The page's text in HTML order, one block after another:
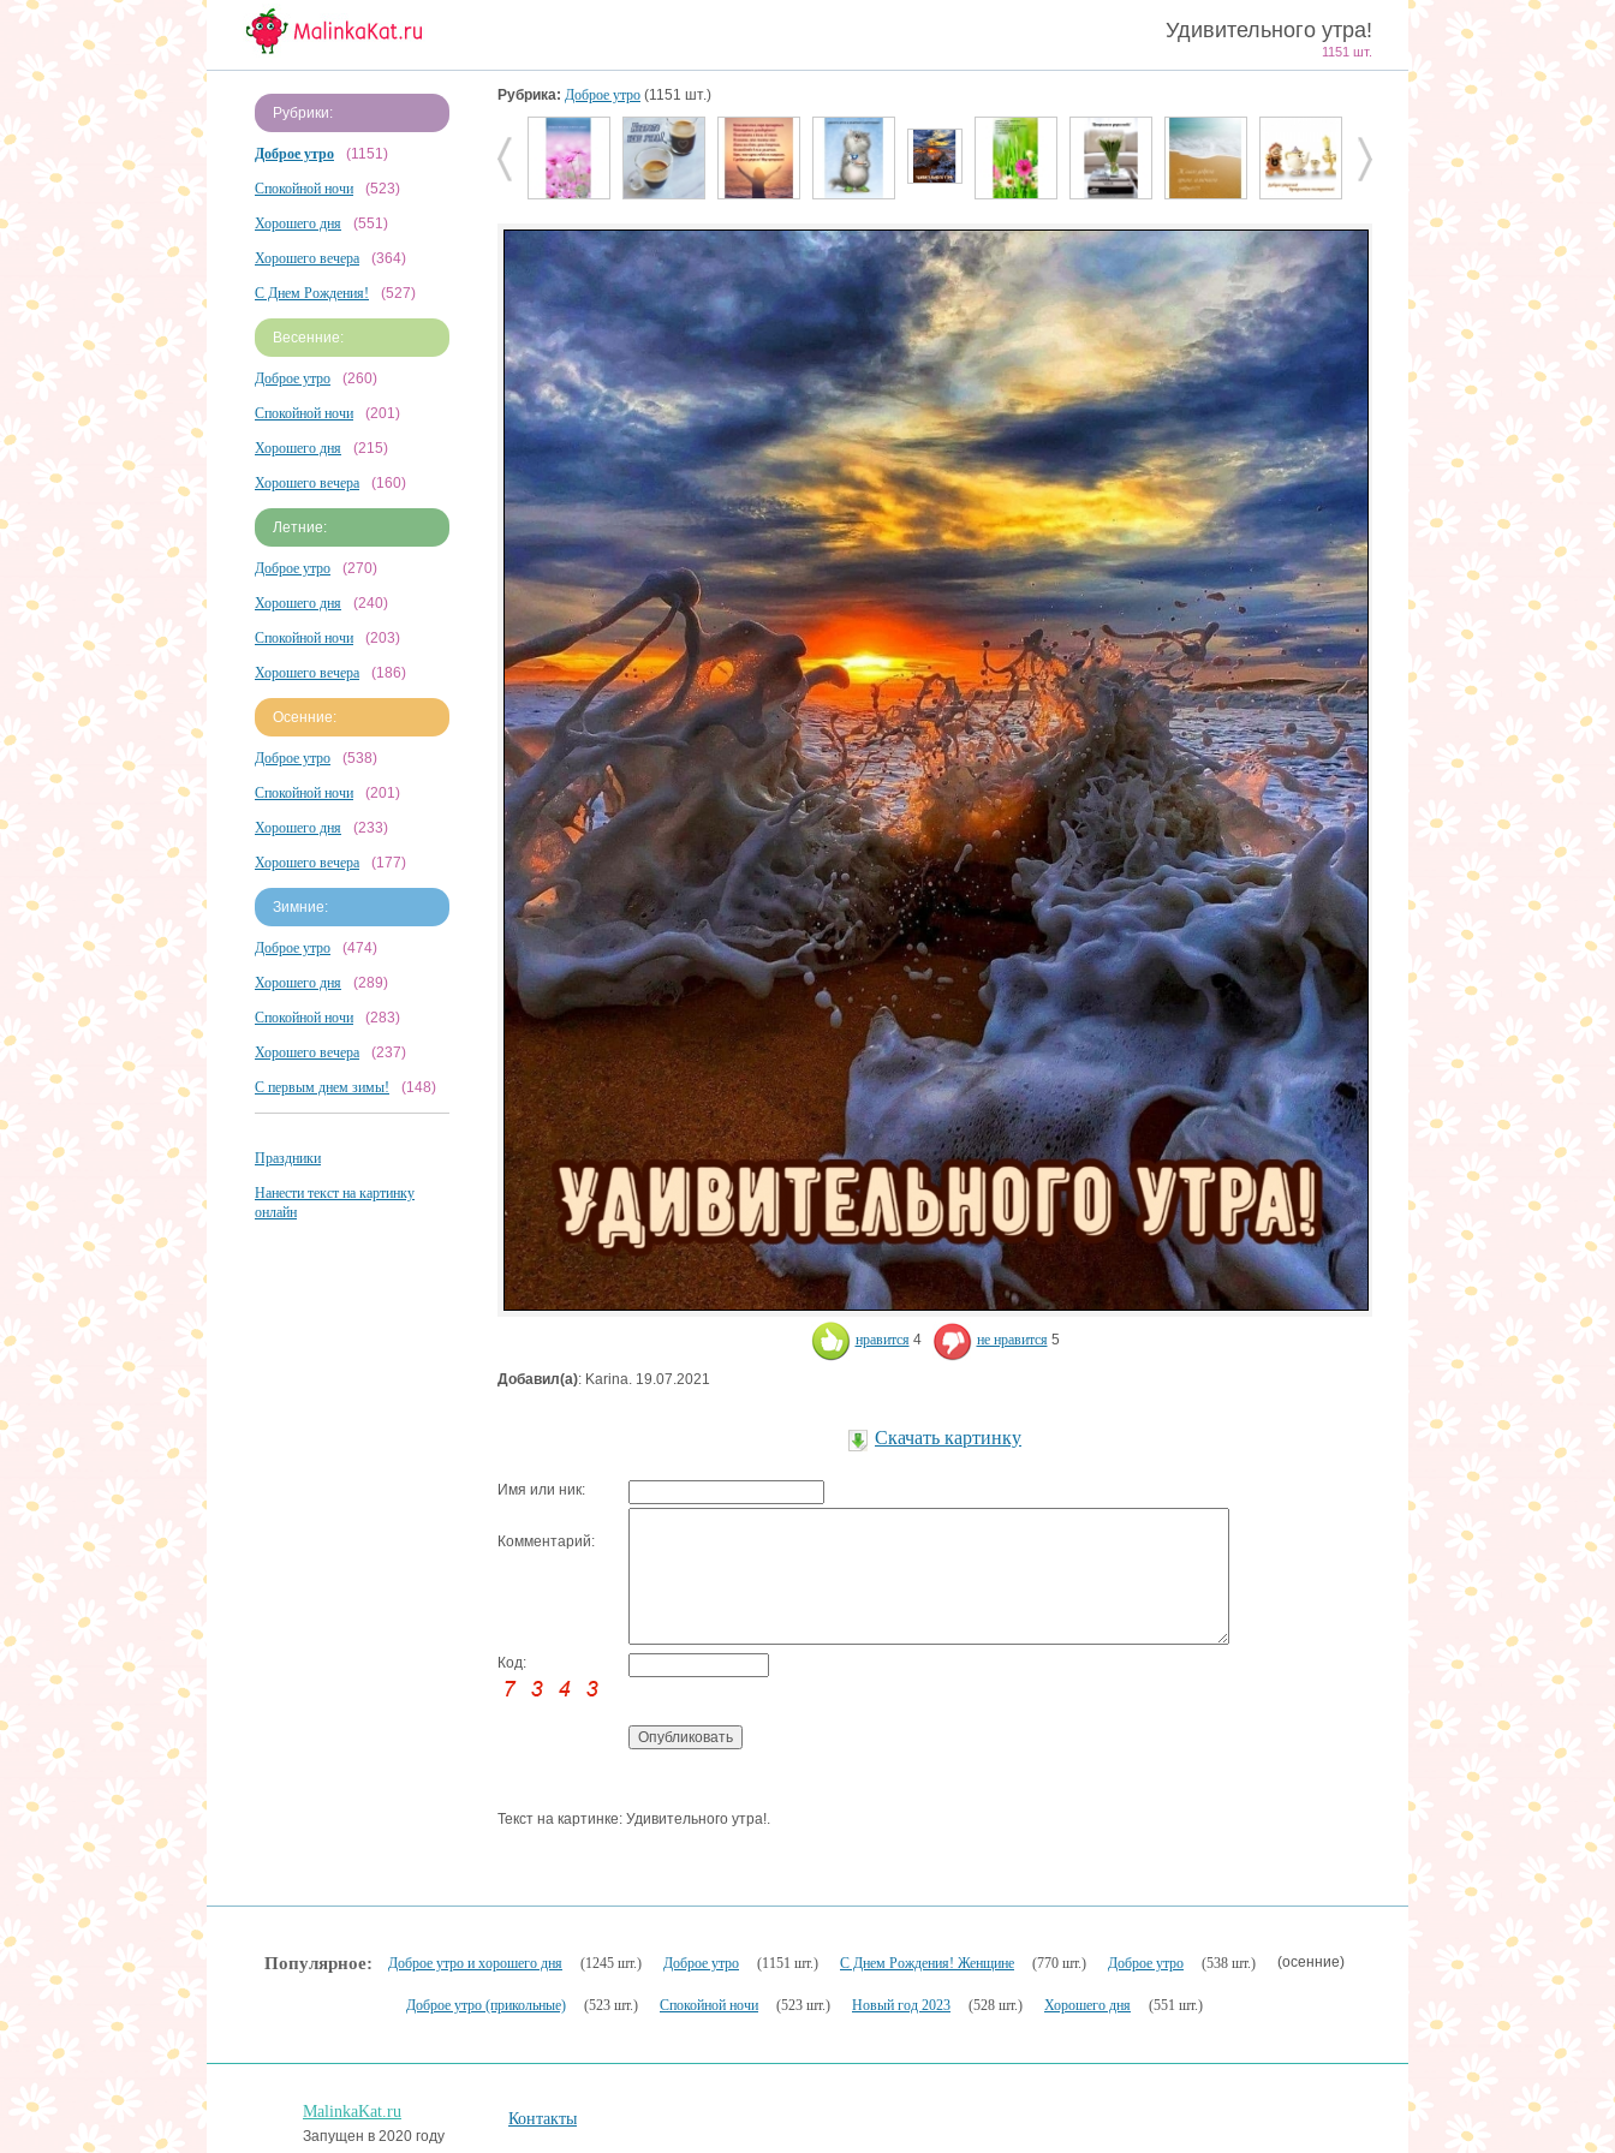
Удивительного утра!
1151 шт.
Рубрики:
Доброе утро (1151)
Спокойной ночи (523)
Хорошего дня (551)
Хорошего вечера (364)
С Днем Рождения! (527)
Весенние:
Доброе утро (260)
Спокойной ночи (201)
Хорошего дня (215)
Хорошего вечера (160)
Летние:
Доброе утро (270)
Хорошего дня (240)
Спокойной ночи (203)
Хорошего вечера (186)
Осенние:
Доброе утро (538)
Спокойной ночи (201)
Хорошего дня (233)
Хорошего вечера (177)
Зимние:
Доброе утро (474)
Хорошего дня (289)
Спокойной ночи (283)
Хорошего вечера (237)
С первым днем зимы! (148)
Праздники
Нанести текст на картинку
онлайн
Рубрика: Доброе утро (1151 шт.)
нравится 4 не нравится 5
Добавил(а): Karina. 19.07.2021
Скачать картинку
Имя или ник:
Комментарий:
Код:
Текст на картинке: Удивительного утра!.
Популярное: Доброе утро и хорошего дня (1245 шт.) Доброе утро (1151 шт.) С Днем Рождения! Женщине (770 шт.) Доброе утро (538 шт.) (осенние)
Доброе утро (прикольные) (523 шт.) Спокойной ночи (523 шт.) Новый год 2023 (528 шт.) Хорошего дня (551 шт.)
MalinkaKat.ru
Запущен в 2020 году
Контакты